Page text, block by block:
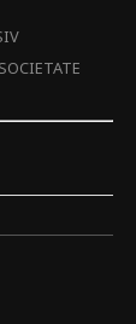
SOCIETATE